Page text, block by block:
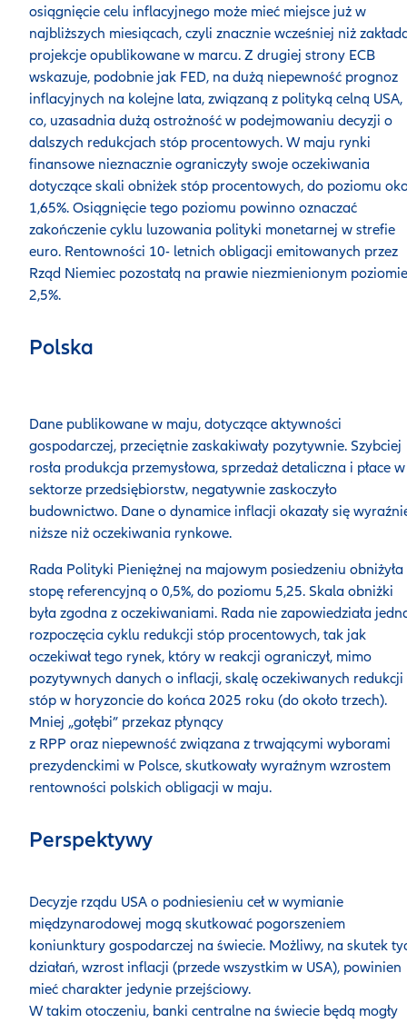
osiągnięcie celu inflacyjnego może mieć miejsce już w
najbliższych miesiącach, czyli znacznie wcześniej niż
projekcje opublikowane w marcu. Z drugiej strony ECB
wskazuje, podobnie jak FED, na dużą niepewność prognoz
inflacyjnych na kolejne lata, związaną z polityką celną USA,
co, uzasadnia dużą ostrożność w podejmowaniu decyzji o
dalszych redukcjach stóp procentowych. W maju rynki
finansowe nieznacznie ograniczyły swoje oczekiwania
dotyczące skali obniżek stóp procentowych, do poziomu
1,65%. Osiągnięcie tego poziomu powinno oznaczać
zakończenie cyklu luzowania polityki monetarnej w strefie
euro. Rentowności 10- letnich obligacji emitowanych przez
Rząd Niemiec pozostałą na prawie niezmienionym poziomie
2,5%.
Polska
Dane publikowane w maju, dotyczące aktywności
gospodarczej, przeciętnie zaskakiwały pozytywnie. Szybciej
rosła produkcja przemysłowa, sprzedaż detaliczna i płace w
sektorze przedsiębiorstw, negatywnie zaskoczyło
budownictwo. Dane o dynamice inflacji okazały się
niższe niż oczekiwania rynkowe.
Rada Polityki Pieniężnej na majowym posiedzeniu obniżyła
stopę referencyjną o 0,5%, do poziomu 5,25. Skala obniżki
była zgodna z oczekiwaniami. Rada nie zapowiedziała
rozpoczęcia cyklu redukcji stóp procentowych, tak jak
oczekiwał tego rynek, który w reakcji ograniczył, mimo
pozytywnych danych o inflacji, skalę oczekiwanych redukcji
stóp w horyzoncie do końca 2025 roku (do około trzech).
Mniej „gołębi” przekaz płynący
z RPP oraz niepewność związana z trwającymi wyborami
prezydenckimi w Polsce, skutkowały wyraźnym wzrostem
rentowności polskich obligacji w maju.
Perspektywy
Decyzje rządu USA o podniesieniu ceł w wymianie
międzynarodowej mogą skutkować pogorszeniem
koniunktury gospodarczej na świecie. Możliwy, na skutek
działań, wzrost inflacji (przede wszystkim w USA), powinien
mieć charakter jedynie przejściowy.
W takim otoczeniu, banki centralne na świecie będą mogły